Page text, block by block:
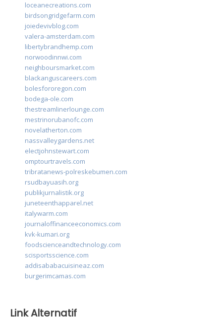
loceanecreations.com
birdsongridgefarm.com
joiedevivblog.com
valera-amsterdam.com
libertybrandhemp.com
norwoodinnwi.com
neighboursmarket.com
blackanguscareers.com
bolesfororegon.com
bodega-ole.com
thestreamlinerlounge.com
mestrinorubanofc.com
novelatherton.com
nassvalleygardens.net
electjohnstewart.com
omptourtravels.com
tribratanews-polreskebumen.com
rsudbayuasih.org
publikjurnalistik.org
juneteenthapparel.net
italywarm.com
journaloffinanceeconomics.com
kvk-kumari.org
foodscienceandtechnology.com
scisportsscience.com
addisababacuisineaz.com
burgerimcamas.com
Link Alternatif